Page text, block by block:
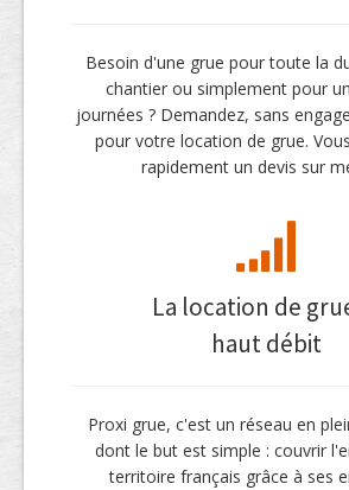
Besoin d'une grue pour toute la
chantier ou simplement pour
journées ? Demandez, sans
pour votre location de grue.
rapidement un devis sur
La location de
haut débit
Proxi grue, c'est un réseau en
dont le but est simple : couvrir
territoire français grâce à ses